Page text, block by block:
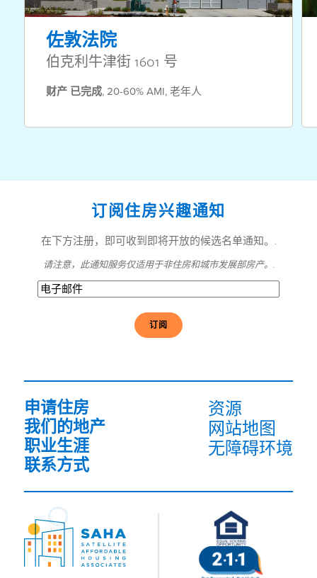
佐敦法院
伯克利牛津街 1601 号
财产 已完成,20-60% AMI,老年人
订阅住房兴趣通知
在下方注册，即可收到即将开放的候选名单通知。.
请注意，此通知服务仅适用于非住房和城市发展部房产。.
电
子
申请住房
我们的地产
职业生涯
联系方式
资源
网站地图
无障碍环境